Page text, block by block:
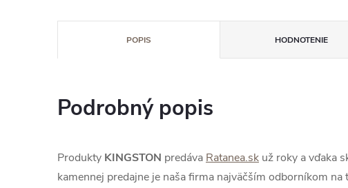
POPIS HODNOTENIE
Podrobný popis
Produkty KINGSTON predáva Ratanea.sk už roky a vďaka
kamennej predajne je naša firma najväčším odborníkom na